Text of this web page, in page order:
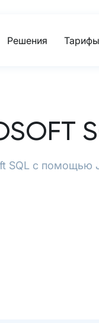
Решения Тарифы
SQL с помощью